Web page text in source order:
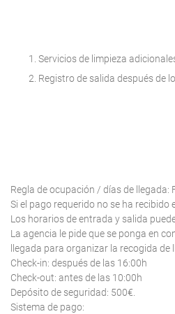
Servicios de limpieza
Registro de salida después de
Regla de ocupación / días de llegada:
Si el pago requerido no se ha
Los horarios de entrada y salida
La agencia le pide que se ponga en
llegada para organizar la recogida de
Check-in: después de las 16:00h
Check-out: antes de las 10:00h
Depósito de seguridad: 500€.
Sistema de pago: